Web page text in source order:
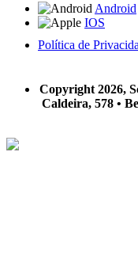
Android
IOS
Política de
Copyright 2026,
Caldeira, 578 •